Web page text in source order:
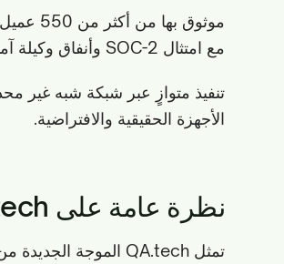
موثوق بها
مع امتثال SOC-2 وأنفاق وكيلة آمنة.
تنفيذ متوازٍ عبر شبكة شبه غير
الأجهزة الحقيقية والافتراضية.
نظرة عامة على QA.tech
تمثل QA.tech الموجة الجديدة من